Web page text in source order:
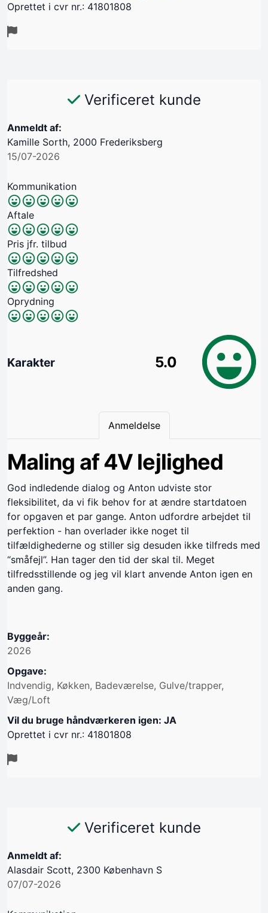
Oprettet i cvr nr.: 41801808
Verificeret kunde
Anmeldt af:
Kamille Sorth, 2000 Frederiksberg
15/07-2026
Kommunikation
Aftale
Pris jfr. tilbud
Tilfredshed
Oprydning
Karakter 5.0
Anmeldelse
Maling af 4V lejlighed
God indledende dialog og Anton udviste stor
fleksibilitet, da vi fik behov for at ændre startdatoen
for opgaven et par gange. Anton udfordre arbejdet til
perfektion - han overlader ikke noget til
tilfældighederne og stiller sig desuden ikke tilfreds med
“småfejl”. Han tager den tid der skal til. Meget
tilfredsstillende og jeg vil klart anvende Anton igen en
anden gang.
Byggeår:
2026
Opgave:
Indvendig, Køkken, Badeværelse, Gulve/trapper,
Væg/Loft
Vil du bruge håndværkeren igen: JA
Oprettet i cvr nr.: 41801808
Verificeret kunde
Anmeldt af:
Alasdair Scott, 2300 København S
07/07-2026